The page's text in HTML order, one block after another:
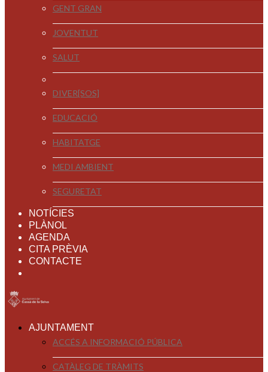
GENT GRAN
JOVENTUT
SALUT
DIVER[SOS]
EDUCACIÓ
HABITATGE
MEDI AMBIENT
SEGURETAT
NOTÍCIES
PLÀNOL
AGENDA
CITA PRÈVIA
CONTACTE
AJUNTAMENT
ACCÉS A INFORMACIÓ PÚBLICA
CATÀLEG DE TRÀMITS